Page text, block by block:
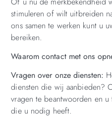
stimuleren of wilt uitbreiden
ons samen te werken kunt u
bereiken.
Waarom contact met ons
Vragen over onze diensten:
diensten die wij aanbieden?
vragen te beantwoorden en
die u nodig heeft.